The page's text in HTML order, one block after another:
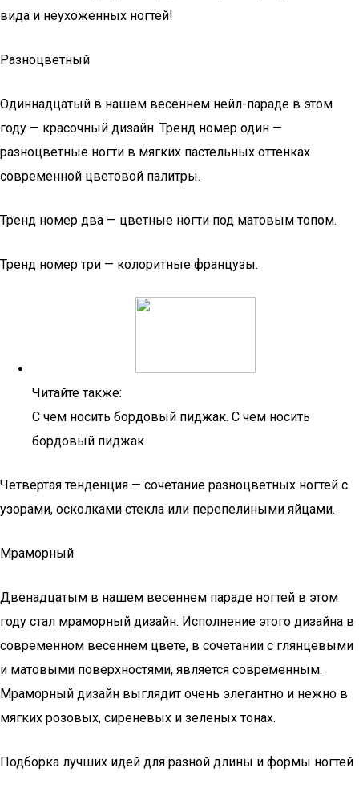
вида и неухоженных ногтей!
Разноцветный
Одиннадцатый в нашем весеннем нейл-параде в этом
году — красочный дизайн. Тренд номер один —
разноцветные ногти в мягких пастельных оттенках
современной цветовой палитры.
Тренд номер два — цветные ногти под матовым топом.
Тренд номер три — колоритные французы.
Читайте также:
С чем носить бордовый пиджак. С чем носить
бордовый пиджак
Четвертая тенденция — сочетание разноцветных ногтей с
узорами, осколками стекла или перепелиными яйцами.
Мраморный
Двенадцатым в нашем весеннем параде ногтей в этом
году стал мраморный дизайн. Исполнение этого дизайна в
современном весеннем цвете, в сочетании с глянцевыми
и матовыми поверхностями, является современным.
Мраморный дизайн выглядит очень элегантно и нежно в
мягких розовых, сиреневых и зеленых тонах.
Подборка лучших идей для разной длины и формы ногтей